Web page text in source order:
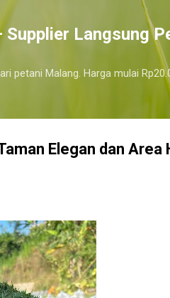
konten utama
Langsung
petani Malang. Harga mulai
Elegan dan Area